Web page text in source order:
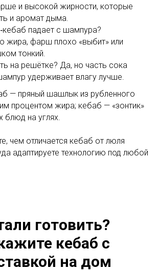
и высокой жирности, которые
и аромат дыма.
падает с шампура?
жира, фарш плохо «выбит» или
тонкий.
на решётке? Да, но часть сока
удерживает влагу лучше.
— пряный шашлык из рубленного
процентом жира; кебаб — «зонтик»
блюд на углях.
чем отличается кебаб от люля
адаптируете технологию под любой
готовить?
кебаб с
на дом